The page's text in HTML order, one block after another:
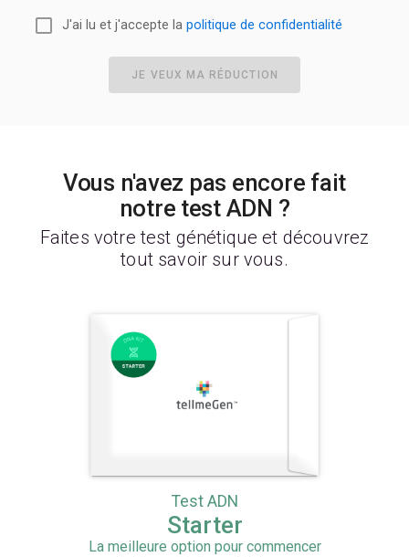
J'ai lu et j'accepte la politique de confidentialité
JE VEUX MA RÉDUCTION
Vous n'avez pas encore fait
notre test ADN ?
Faites votre test génétique et découvrez
tout savoir sur vous.
Test ADN
Starter
La meilleure option pour commencer